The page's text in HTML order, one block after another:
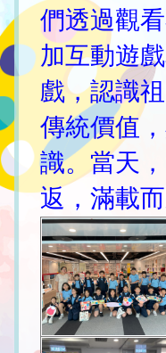
們透過觀
加互動遊
戲，認識
傳統價值
識。當天
返，滿載